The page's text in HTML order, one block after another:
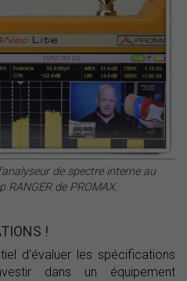
de spectre interne au
RANGER de PROMAX.
!
d'évaluer les spécifications
dans un équipement